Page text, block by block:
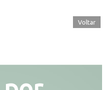
Voltar